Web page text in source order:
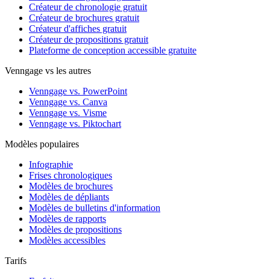
Créateur de chronologie gratuit
Créateur de brochures gratuit
Créateur d'affiches gratuit
Créateur de propositions gratuit
Plateforme de conception accessible gratuite
Venngage vs les autres
Venngage vs. PowerPoint
Venngage vs. Canva
Venngage vs. Visme
Venngage vs. Piktochart
Modèles populaires
Infographie
Frises chronologiques
Modèles de brochures
Modèles de dépliants
Modèles de bulletins d'information
Modèles de rapports
Modèles de propositions
Modèles accessibles
Tarifs